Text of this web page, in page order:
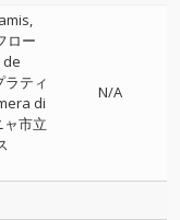
ロー
ラティ
di
市立
N/A